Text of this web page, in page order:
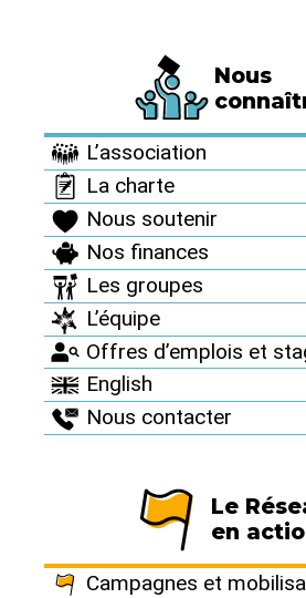
Nous
L’association
La charte
Nous soutenir
Nos finances
Les groupes
L’équipe
Offres d’emplois et
English
Nous contacter
Le
en
Campagnes et
Revue de presse >
Revue de
Septembre 2011 /
CHALON -
MARCEL :
officiel ! 32
générateurs